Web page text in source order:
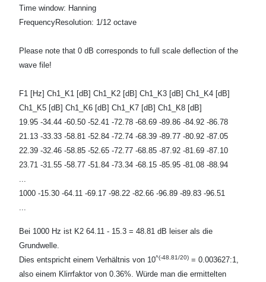
Time window: Hanning
FrequencyResolution: 1/12 octave
Please note that 0 dB corresponds to full scale deflection of the
wave file!
F1 [Hz] Ch1_K1 [dB] Ch1_K2 [dB] Ch1_K3 [dB] Ch1_K4 [dB]
Ch1_K5 [dB] Ch1_K6 [dB] Ch1_K7 [dB] Ch1_K8 [dB]
19.95 -34.44 -60.50 -52.41 -72.78 -68.69 -89.86 -84.92 -86.78
21.13 -33.33 -58.81 -52.84 -72.74 -68.39 -89.77 -80.92 -87.05
22.39 -32.46 -58.85 -52.65 -72.77 -68.85 -87.92 -81.69 -87.10
23.71 -31.55 -58.77 -51.84 -73.34 -68.15 -85.95 -81.08 -88.94
...
1000 -15.30 -64.11 -69.17 -98.22 -82.66 -96.89 -89.83 -96.51
...
Bei 1000 Hz ist K2 64.11 - 15.3 = 48.81 dB leiser als die
Grundwelle.
Dies entspricht einem Verhältnis von 10^(-48.81/20) = 0.003627:1,
also einem Klirrfaktor von 0.36%. Würde man die ermittelten